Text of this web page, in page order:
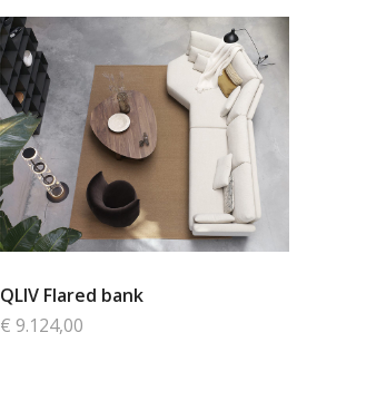
QLIV Flared bank
€ 9.124,00